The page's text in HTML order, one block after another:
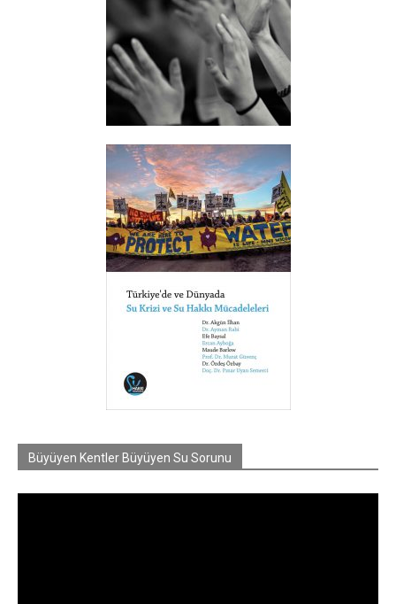
Büyüyen Kentler Büyüyen Su Sorunu